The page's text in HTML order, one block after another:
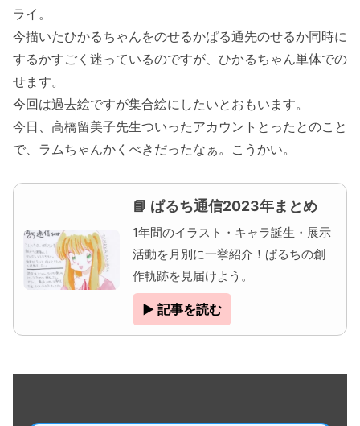
ライ。
今描いたひかるちゃんをのせるかぱる通先のせるか同時に
するかすごく迷っているのですが、ひかるちゃん単体での
せます。
今回は過去絵ですが集合絵にしたいとおもいます。
今日、高橋留美子先生ついったアカウントとったとのこと
で、ラムちゃんかくべきだったなぁ。こうかい。
📘 ぱるち通信2023年まとめ
1年間のイラスト・キャラ誕生・展示
活動を月別に一挙紹介！ぱるちの創
作軌跡を見届けよう。
▶ 記事を読む